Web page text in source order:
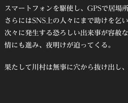
スマートフォンを駆使し、GPSで居場
さらにはSNS上の人々にまで助けを乞
次々に発生する恐ろしい出来事が容赦
情にも進み、夜明けが迫ってくる。
果たして川村は無事に穴から抜け出し